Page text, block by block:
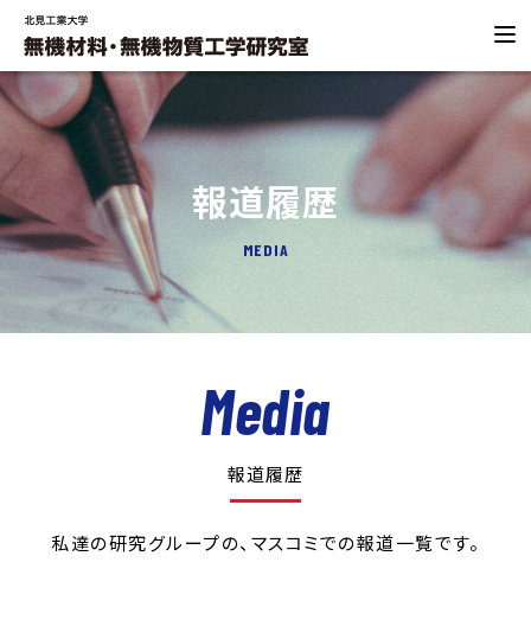
報道履歴
MEDIA
Media
報道履歴
私達の研究グループの、マスコミでの報道一覧です。